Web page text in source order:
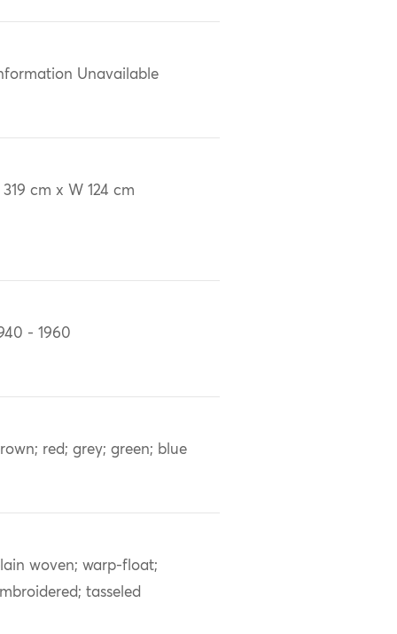
Unavailable
319 cm x W 124 cm
- 1960
red; grey; green; blue
woven; warp-float;
tasseled